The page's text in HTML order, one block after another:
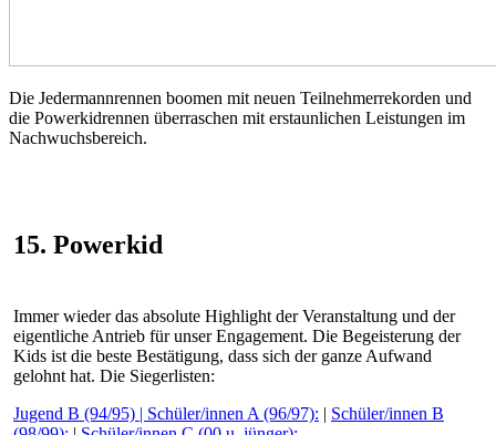
Die Jedermannrennen boomen mit neuen Teilnehmerrekorden und
die Powerkidrennen überraschen mit erstaunlichen Leistungen im
Nachwuchsbereich.
15. Powerkid
Immer wieder das absolute Highlight der Veranstaltung und der
eigentliche Antrieb für unser Engagement. Die Begeisterung der
Kids ist die beste Bestätigung, dass sich der ganze Aufwand
gelohnt hat. Die Siegerlisten:
Jugend B (94/95) | Schüler/innen A (96/97): | Schüler/innen B